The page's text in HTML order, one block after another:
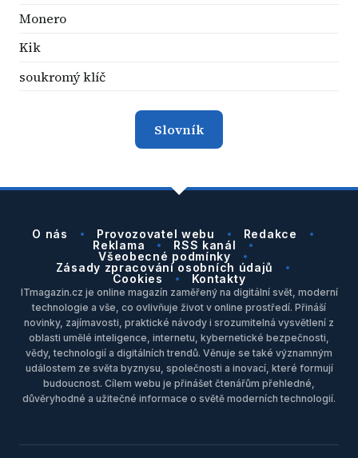
Monero
Kik
soukromý klíč
Slovník
O nás Provozovatel webu
Redakce
Reklama
RSS kanál
Všeobecné podmínky
Zásady zpracování osobních údajů
Cookies
Kontakty
ITmagazin.cz je online magazín zaměřený na digitální svět, moderní
technologie a vše, co ovlivňuje život v online prostředí. Přináší
novinky, zajímavosti, praktické návody i srozumitelná vysvětlení z
oblasti umělé inteligence, internetu, kybernetické bezpečnosti,
vědy, technologií a digitálních trendů. Věnuje se také významným
událostem ze světa byznysu, společnosti a inovací, které formují
budoucnost. Cílem webu je přinášet čtenářům přehledné,
důvěryhodné a užitečné informace o světě moderních technologií.